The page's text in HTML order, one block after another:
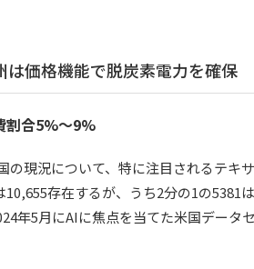
価格機能で脱炭素電力を確保
割合5%～9%
現況について、特に注目されるテキ
存在するが、うち2分の1の5381
5月にAIに焦点を当てた米国データ